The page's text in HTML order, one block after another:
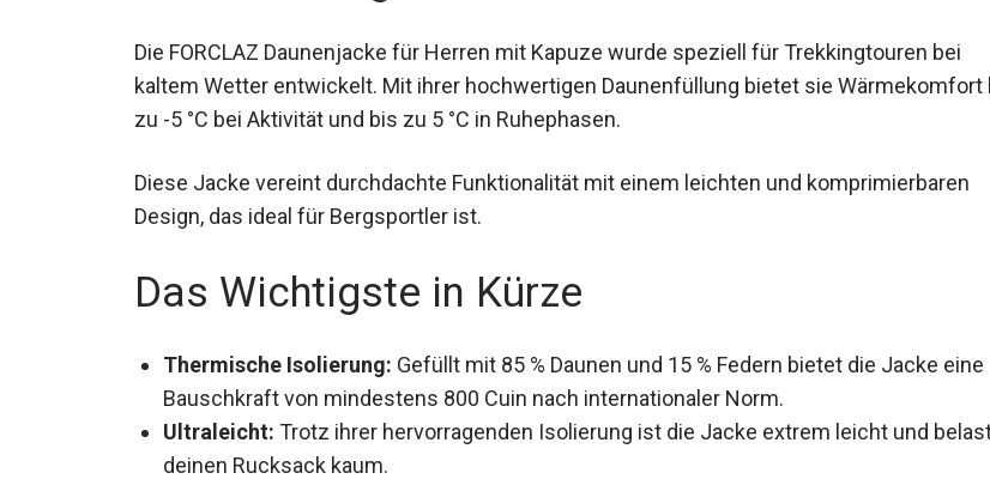
Die FORCLAZ Daunenjacke für Herren mit Kapuze wurde speziell für Trekkingtouren bei
kaltem Wetter entwickelt. Mit ihrer hochwertigen Daunenfüllung bietet sie Wärmekomfort
bis zu -5 °C bei Aktivität und bis zu 5 °C in Ruhephasen.
Diese Jacke vereint durchdachte Funktionalität mit einem leichten und komprimierbaren
Design, das ideal für Bergsportler ist.
Das Wichtigste in Kürze
Thermische Isolierung: Gefüllt mit 85 % Daunen und 15 % Federn bietet die Jacke eine
Bauschkraft von mindestens 800 Cuin nach internationaler Norm.
Ultraleicht: Trotz ihrer hervorragenden Isolierung ist die Jacke extrem leicht und
belastet deinen Rucksack kaum.